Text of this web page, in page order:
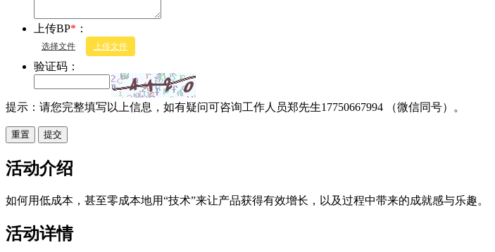
上传BP* ：
选择文件 上传文件
验证码：
提示：请您完整填写以上信息，如有疑问可咨询工作人员郑先生17750667994 （微信同号）。
重置
活动介绍
如何用低成本，甚至零成本地用“技术”来让产品获得有效增长，以及过程中带来的成就感与乐趣。
活动详情